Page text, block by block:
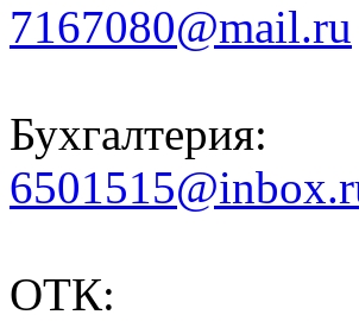
7167080@mail.ru
Бухгалтерия:
ОТК: